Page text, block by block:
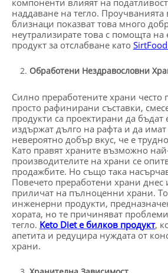
наддаване на тегло.
близнаци показват това много
неутрализирате това с помощта
продукт за отслабване като
Обработени Нездравословни
Силно преработените храни често
просто рафинирани съставки,
продукти са проектирани да бъдат
издържат дълго на рафта и да имат
невероятно добър вкус, че е
Като правят храните възможно
производителите на храни се
продажбите. Но също така
Повечето преработени храни
приличат на пълноценни храни.
инженерни продукти,
хората, но те причиняват
тегло. Keto Diet е билков продукт,
апетита и редуцира нуждата от
храни.